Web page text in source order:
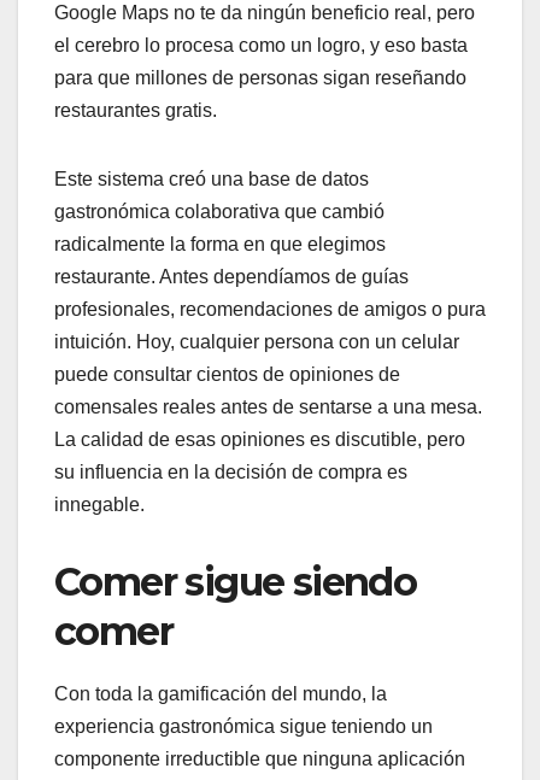
Google Maps no te da ningún beneficio real, pero
el cerebro lo procesa como un logro, y eso basta
para que millones de personas sigan reseñando
restaurantes gratis.
Este sistema creó una base de datos
gastronómica colaborativa que cambió
radicalmente la forma en que elegimos
restaurante. Antes dependíamos de guías
profesionales, recomendaciones de amigos o pura
intuición. Hoy, cualquier persona con un celular
puede consultar cientos de opiniones de
comensales reales antes de sentarse a una mesa.
La calidad de esas opiniones es discutible, pero
su influencia en la decisión de compra es
innegable.
Comer sigue siendo
comer
Con toda la gamificación del mundo, la
experiencia gastronómica sigue teniendo un
componente irreductible que ninguna aplicación